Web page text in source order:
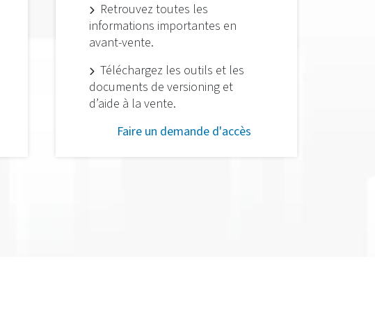
Retrouvez toutes les
informations importantes en
avant-vente.
Téléchargez les outils et les
documents de versioning et
d’aide à la vente.
Faire un demande d'accès